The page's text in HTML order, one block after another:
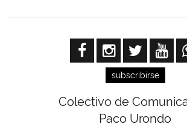
subscribirse
Colectivo de
Paco Urondo